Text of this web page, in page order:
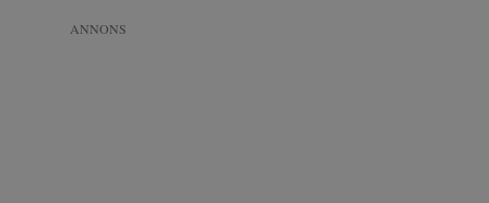
ANNONS